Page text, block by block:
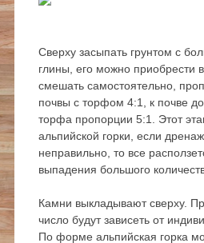
Сверху засыпать грунтом с
глины, его можно приобрести
смешать самостоятельно,
почвы с торфом 4:1, к почве
торфа пропорции 5:1. Этот
альпийской горки, если
неправильно, то все
выпадения большого
Камни выкладывают сверху.
число будут зависеть от
По форме альпийская горка